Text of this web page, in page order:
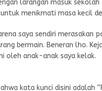
larangan masuk
menikmati masa kecil
saya sendiri merasakan
bermain. Beneran lho.
oleh anak-anak saya kelak.
kata kunci disini adalah